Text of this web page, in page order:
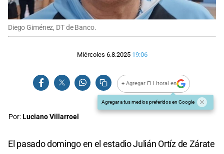
Diego Giménez, DT de Banco.
Miércoles 6.8.2025 19:06
+ Agregar El Litoral en
Agregar a tus medios preferidos en Google
Por:Luciano Villarroel
El pasado domingo en el estadio Julián Ortíz de Zárate